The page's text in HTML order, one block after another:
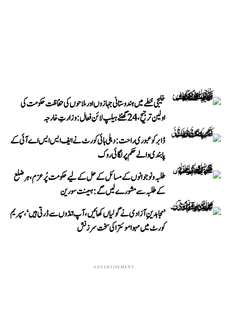
خلیجی خطے میں ہندوستانی جہازوں اور ملاحوں کی حفاظت حکومت کی
اولین ترجیح، 24 گھنٹے ہیلپ لائن فعال: وزارتِ خارجہ
ڈابر کو عبوری راحت: دہلی ہائی کورٹ نے ایف ایس ایس اے آئی کے
پابندی والے حکم پر لگائی روک
طلبہ و نوجوانوں کے مسائل کے حل کے لیے حکومت پُرعزم، ہر ضلع
کے طلبہ سے مشورے لیں گے: ہیمنت سورین
’مجاہدینِ آزادی نے گولیاں کھائیں، آپ انڈوں سے ڈرتی ہیں‘، سپریم
کورٹ میں مہوا موئترا کی سخت سرزنش
ADVERTISEMENT